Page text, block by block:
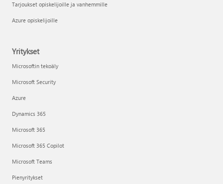
Tarjoukset opiskelijoille ja vanhemmille
Azure opiskelijoille
Yritykset
Microsoftin tekoäly
Microsoft Security
Azure
Dynamics 365
Microsoft 365
Microsoft 365 Copilot
Microsoft Teams
Pienyritykset